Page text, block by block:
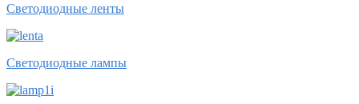
Светодиодные ленты
Светодиодные лампы